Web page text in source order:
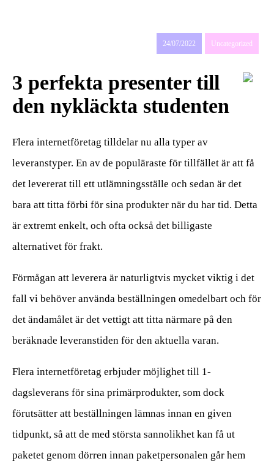
24/07/2022 Uncategorized
3 perfekta presenter till
den nykläckta studenten
Flera internetföretag tilldelar nu alla typer av
leveranstyper. En av de populäraste för tillfället är att få
det levererat till ett utlämningsställe och sedan är det
bara att titta förbi för sina produkter när du har tid. Detta
är extremt enkelt, och ofta också det billigaste
alternativet för frakt.
Förmågan att leverera är naturligtvis mycket viktig i det
fall vi behöver använda beställningen omedelbart och för
det ändamålet är det vettigt att titta närmare på den
beräknade leveranstiden för den aktuella varan.
Flera internetföretag erbjuder möjlighet till 1-
dagsleverans för sina primärprodukter, som dock
förutsätter att beställningen lämnas innan en given
tidpunkt, så att de med största sannolikhet kan få ut
paketet genom dörren innan paketpersonalen går hem